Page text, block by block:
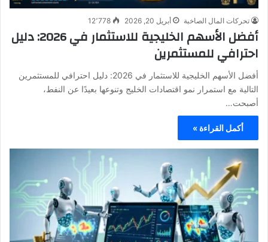
تحركات المال الصاخبة أبريل 20, 2026 12٬778
أفضل الأسهم الخليجية للاستثمار في 2026: دليل
احترافي للمستثمرين
أفضل الأسهم الخليجية للاستثمار في 2026: دليل احترافي للمستثمرين
التالية مع استمرار نمو اقتصادات الخليج وتنوعها بعيدًا عن النفط،
أصبحت…
أكمل القراءة »